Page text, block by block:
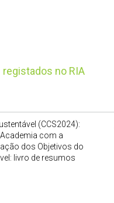
registados no RIA
(CCS2024):
com a
dos Objetivos do
livro de resumos